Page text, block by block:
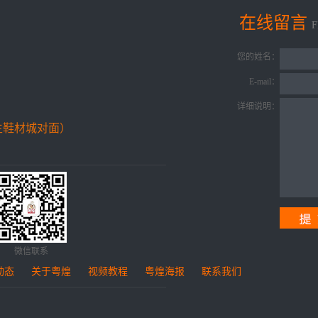
材城对面）
您的姓名：
E-mail：
详细说明：
在线留言
微信联系
态 关于粤煌 视频教程 粤煌海报 联系我们